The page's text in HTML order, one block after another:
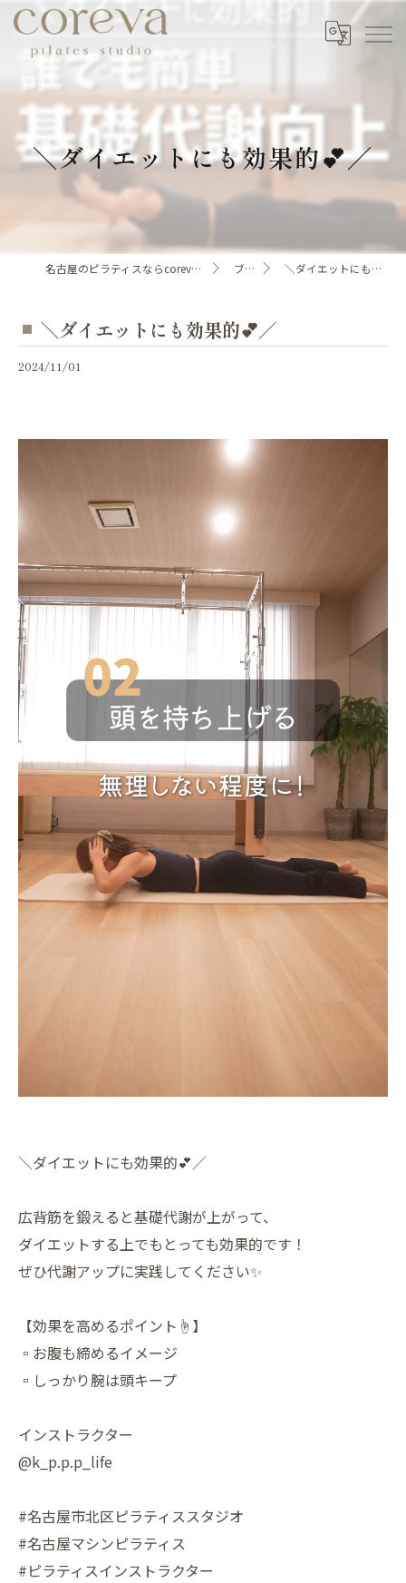
＼ダイエットにも効果的💕／
名古屋のピラティスならcoreva pilates studio ブログ ＼ダイエットにも効果的💕／
＼ダイエットにも効果的💕／
2024/11/01
＼ダイエットにも効果的💕／
広背筋を鍛えると基礎代謝が上がって、
ダイエットする上でもとっても効果的です！
ぜひ代謝アップに実践してください✨
【効果を高めるポイント☝️】
▫️お腹も締めるイメージ
▫️しっかり腕は頭キープ
インストラクター
@k_p.p.p_life
#名古屋市北区ピラティススタジオ
#名古屋マシンピラティス
#ピラティスインストラクター